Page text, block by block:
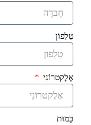
טֵלֵפוֹן
אֶלֶקטרוֹנִי
כַּמוּת